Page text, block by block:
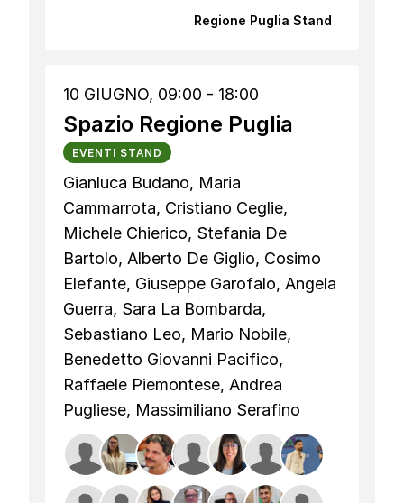
Regione Puglia Stand
10 GIUGNO, 09:00 - 18:00
Spazio Regione Puglia
EVENTI STAND
Gianluca Budano, Maria
Cammarrota, Cristiano Ceglie,
Michele Chierico, Stefania De
Bartolo, Alberto De Giglio, Cosimo
Elefante, Giuseppe Garofalo, Angela
Guerra, Sara La Bombarda,
Sebastiano Leo, Mario Nobile,
Benedetto Giovanni Pacifico,
Raffaele Piemontese, Andrea
Pugliese, Massimiliano Serafino